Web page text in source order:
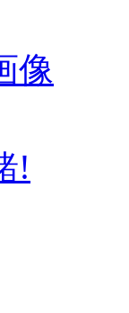
像
!